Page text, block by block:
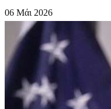
06 Μάι 2026